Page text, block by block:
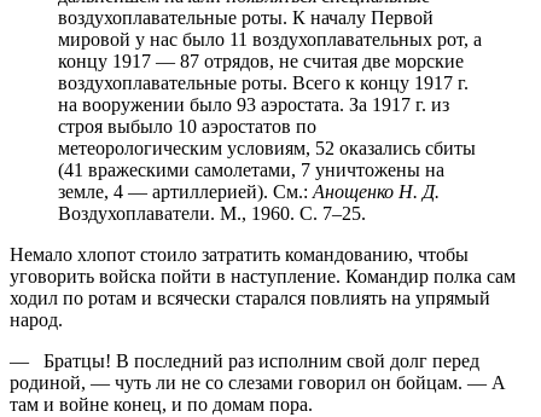
воздухоплавательные роты. К началу Первой
мировой у нас было 11 воздухоплавательных рот, а
концу 1917 — 87 отрядов, не считая две морские
воздухоплавательные роты. Всего к концу 1917 г.
на вооружении было 93 аэростата. За 1917 г. из
строя выбыло 10 аэростатов по
метеорологическим условиям, 52 оказались сбиты
(41 вражескими самолетами, 7 уничтожены на
земле, 4 — артиллерией). См.: Анощенко Н. Д.
Воздухоплаватели. М., 1960. С. 7–25.
Немало хлопот стоило затратить командованию, чтобы
уговорить войска пойти в наступление. Командир полка сам
ходил по ротам и всячески старался повлиять на упрямый
народ.
— Братцы! В последний раз исполним свой долг перед
родиной, — чуть ли не со слезами говорил он бойцам. — А
там и войне конец, и по домам пора.